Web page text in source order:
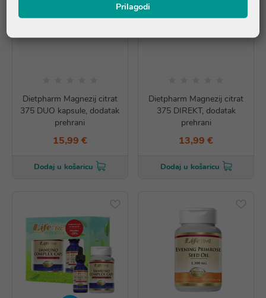
Dietpharm Magnezij citrat
375 DUO kapsule, dodatak
prehrani
15,99 €
Dodaj u košaricu
Dietpharm Magnezij citrat
375 DIREKT, dodatak
prehrani
13,99 €
Dodaj u košaricu
Prilagodi